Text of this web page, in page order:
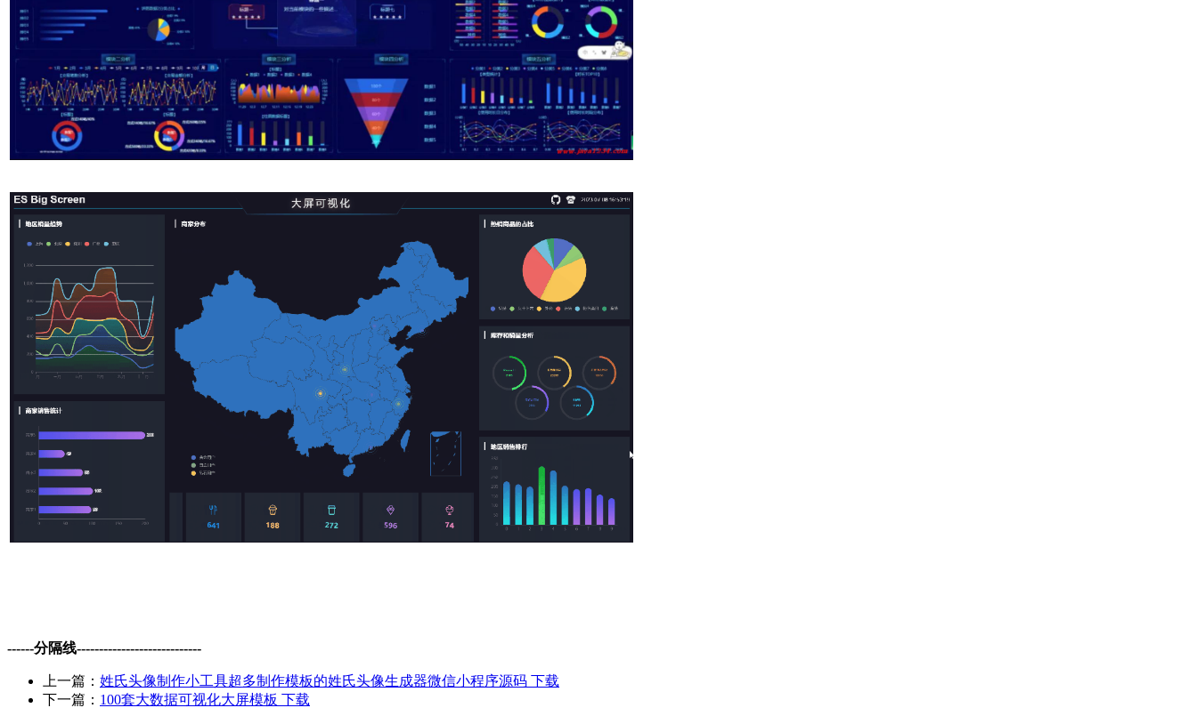
------分隔线----------------------------
上一篇： 姓氏头像制作小工具超多制作模板的姓氏头像生成器微信小程序源码 下载
下一篇： 100套大数据可视化大屏模板 下载